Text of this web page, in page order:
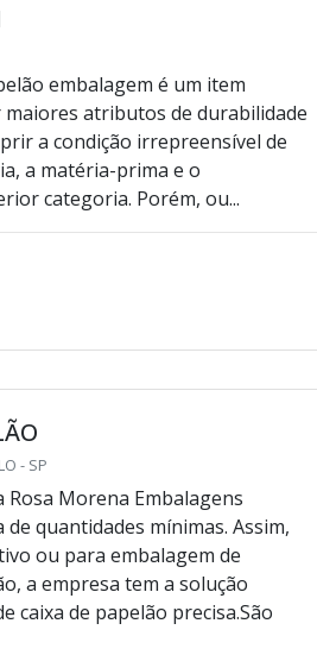
embalagem é um item
atributos de durabilidade
a condição irrepreensível de
a matéria-prima e o
categoria. Porém, ou...
- SP
Rosa Morena Embalagens
quantidades mínimas. Assim,
ou para embalagem de
a empresa tem a solução
caixa de papelão precisa.São